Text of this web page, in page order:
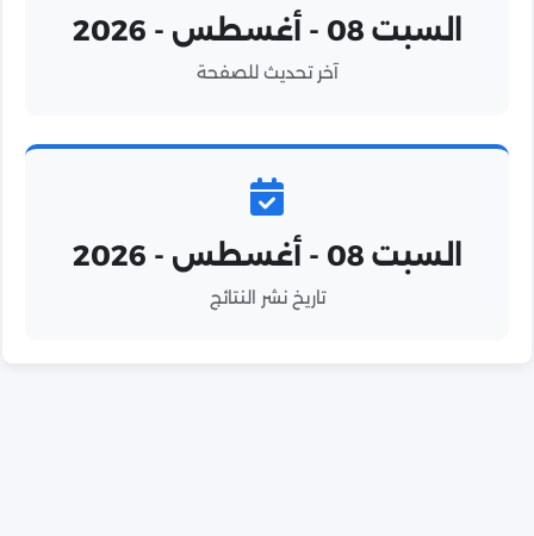
السبت 08 - أغسطس - 2026
آخر تحديث للصفحة
السبت 08 - أغسطس - 2026
تاريخ نشر النتائج